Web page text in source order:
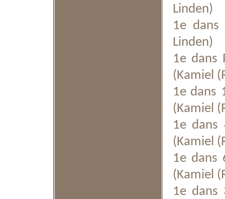
Linden)
1e dans
Linden)
1e dans
(Kamiel
1e dans
(Kamiel
1e dans
(Kamiel
1e dans
(Kamiel
1e dans